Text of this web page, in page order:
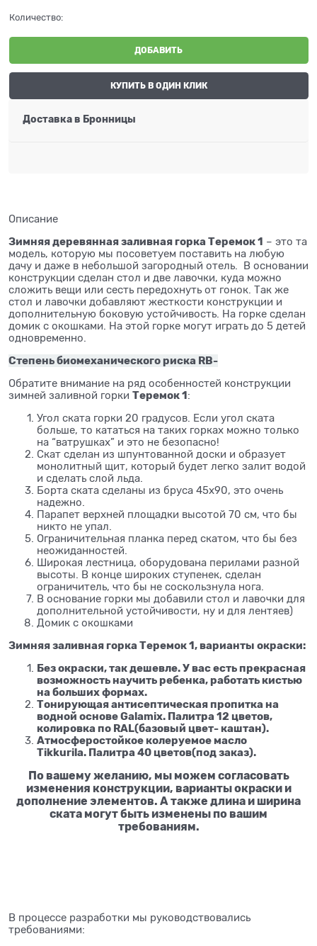
Количество:
ДОБАВИТЬ
КУПИТЬ В ОДИН КЛИК
Доставка в Бронницы
Описание
Зимняя деревянная заливная горка Теремок 1 – это та
модель, которую мы посоветуем поставить на любую
дачу и даже в небольшой загородный отель. В основании
конструкции сделан стол и две лавочки, куда можно
сложить вещи или сесть передохнуть от гонок. Так же
стол и лавочки добавляют жесткости конструкции и
дополнительную боковую устойчивость. На горке сделан
домик с окошками. На этой горке могут играть до 5 детей
одновременно.
Степень биомеханического риска RB-
Обратите внимание на ряд особенностей конструкции
зимней заливной горки Теремок 1:
Угол ската горки 20 градусов. Если угол ската
больше, то кататься на таких горках можно только
на “ватрушках” и это не безопасно!
Скат сделан из шпунтованной доски и образует
монолитный щит, который будет легко залит водой
и сделать слой льда.
Борта ската сделаны из бруса 45х90, это очень
надежно.
Парапет верхней площадки высотой 70 см, что бы
никто не упал.
Ограничительная планка перед скатом, что бы без
неожиданностей.
Широкая лестница, оборудована перилами разной
высоты. В конце широких ступенек, сделан
ограничитель, что бы не соскользнула нога.
В основание горки мы добавили стол и лавочки для
дополнительной устойчивости, ну и для лентяев)
Домик с окошками
Зимняя заливная горка Теремок 1, варианты окраски:
Без окраски, так дешевле. У вас есть прекрасная
возможность научить ребенка, работать кистью
на больших формах.
Тонирующая антисептическая пропитка на
водной основе Galamix. Палитра 12 цветов,
колировка по RAL(базовый цвет- каштан).
Атмосферостойкое колеруемое масло
Tikkurila. Палитра 40 цветов(под заказ).
По вашему желанию, мы можем согласовать
изменения конструкции, варианты окраски и
дополнение элементов. А также длина и ширина
ската могут быть изменены по вашим
требованиям.
В процессе разработки мы руководствовались
требованиями: